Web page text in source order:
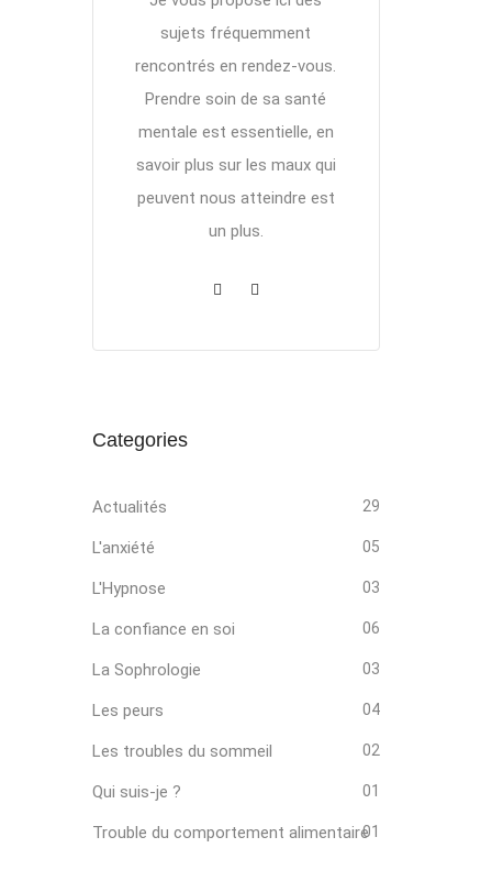
sujets fréquemment
rencontrés en rendez-vous.
Prendre soin de sa santé
mentale est essentielle, en
savoir plus sur les maux qui
peuvent nous atteindre est
un plus.
Categories
Actualités 29
L'anxiété 05
L'Hypnose 03
La confiance en soi 06
La Sophrologie 03
Les peurs 04
Les troubles du sommeil 02
Qui suis-je ? 01
Trouble du comportement alimentaire01